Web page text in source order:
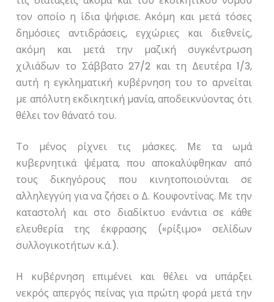
τον οποίο η ίδια ψήφισε. Ακόμη και μετά τόσες
δημόσιες αντιδράσεις, εγχώριες και διεθνείς,
ακόμη και μετά την μαζική συγκέντρωση
χιλιάδων το Σάββατο 27/2 και τη Δευτέρα 1/3,
αυτή η εγκληματική κυβέρνηση του το αρνείται
με απόλυτη εκδικητική μανία, αποδεικνύοντας ότι
θέλει τον θάνατό του.
Το μένος ρίχνει τις μάσκες. Με τα ωμά
κυβερνητικά ψέματα, που αποκαλύφθηκαν από
τους δικηγόρους που κινητοποιούνται σε
αλληλεγγύη για να ζήσει ο Δ. Κουφοντίνας. Με την
καταστολή και στο διαδίκτυο ενάντια σε κάθε
ελευθερία της έκφρασης («ρίξιμο» σελίδων
συλλογικοτήτων κ.ά.).
Η κυβέρνηση επιμένει και θέλει να υπάρξει
νεκρός απεργός πείνας για πρώτη φορά μετά την